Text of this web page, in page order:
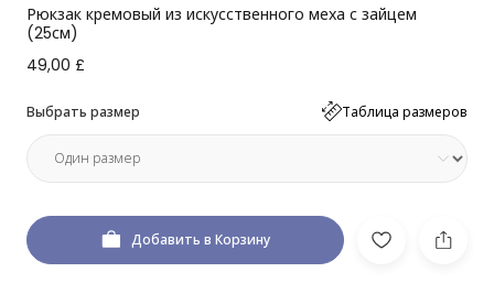
Рюкзак кремовый из искусственного меха с зайцем
(25см)
49,00 £
Выбрать размер Таблица размеров
Добавить в Корзину